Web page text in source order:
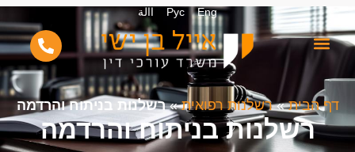
Eng
Рус االة
דף הבית»רשלנות רפואית»רשלנות בניתוח והרדמה
רשלנות בניתוח והרדמה